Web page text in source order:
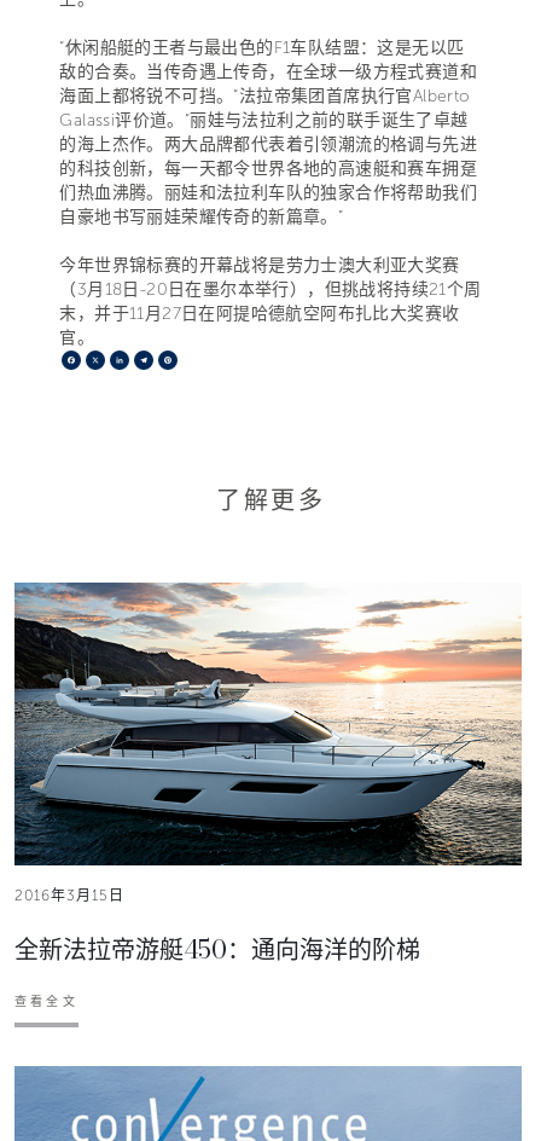
“休闲船艇的王者与最出色的F1车队结盟：这是无以匹
敌的合奏。当传奇遇上传奇，在全球一级方程式赛道和
海面上都将锐不可挡。”法拉帝集团首席执行官Alberto
Galassi评价道。“丽娃与法拉利之前的联手诞生了卓越
的海上杰作。两大品牌都代表着引领潮流的格调与先进
的科技创新，每一天都令世界各地的高速艇和赛车拥趸
们热血沸腾。丽娃和法拉利车队的独家合作将帮助我们
自豪地书写丽娃荣耀传奇的新篇章。”
今年世界锦标赛的开幕战将是劳力士澳大利亚大奖赛
（3月18日-20日在墨尔本举行），但挑战将持续21个周
末，并于11月27日在阿提哈德航空阿布扎比大奖赛收
官。
Facebook
X LinkedIn
Telegram
了解更多
2016年3月15日
全新法拉帝游艇450：通向海洋的阶梯
查看全文